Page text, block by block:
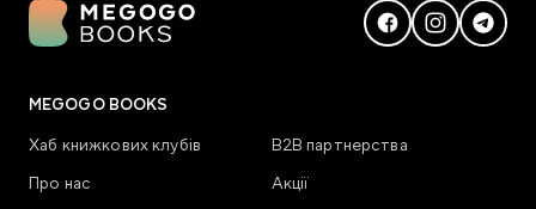
MEGOGO BOOKS
Хаб книжкових клубів
В2В партнерства
Про нас
Акції